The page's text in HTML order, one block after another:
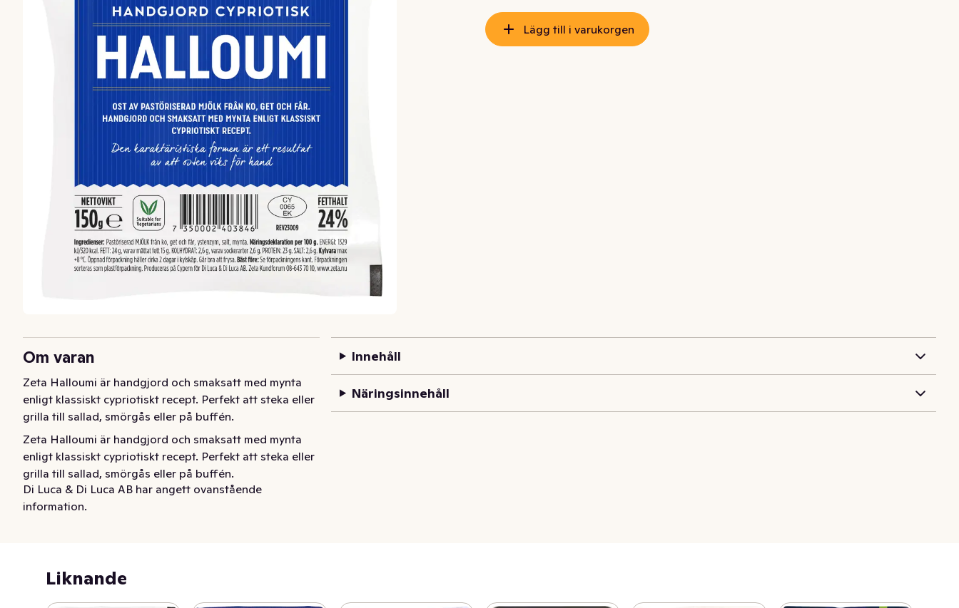
Lägg till i varukorgen
Om varan
Zeta Halloumi är handgjord och smaksatt med mynta
enligt klassiskt cypriotiskt recept. Perfekt att steka eller
grilla till sallad, smörgås eller på buffén.
Zeta Halloumi är handgjord och smaksatt med mynta
enligt klassiskt cypriotiskt recept. Perfekt att steka eller
grilla till sallad, smörgås eller på buffén.
Di Luca & Di Luca AB har angett ovanstående
information.
Innehåll
Näringsinnehåll
Liknande